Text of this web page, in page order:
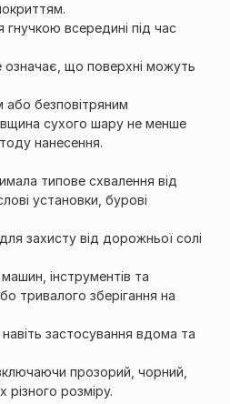
гнучкою всередині під час
означає, що поверхні можуть
безповітряним
сухого шару не менше
нанесення.
типове схвалення від
установки, бурові
захисту від дорожньої солі
інструментів та
тривалого зберігання на
застосування вдома та
прозорий, чорний,
розміру.